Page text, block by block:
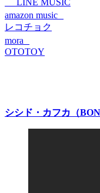
amazon music
レコチョク
mora
OTOTOY
シシド・カフカ（